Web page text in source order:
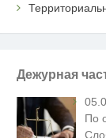
Дежурная
По